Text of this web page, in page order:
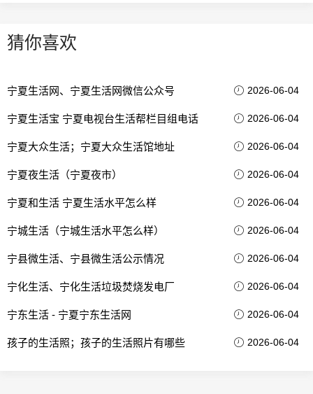
猜你喜欢
宁夏生活网、宁夏生活网微信公众号 2026-06-04
宁夏生活宝 宁夏电视台生活帮栏目组电话 2026-06-04
宁夏大众生活；宁夏大众生活馆地址 2026-06-04
宁夏夜生活（宁夏夜市） 2026-06-04
宁夏和生活 宁夏生活水平怎么样 2026-06-04
宁城生活（宁城生活水平怎么样） 2026-06-04
宁县微生活、宁县微生活公示情况 2026-06-04
宁化生活、宁化生活垃圾焚烧发电厂 2026-06-04
宁东生活 - 宁夏宁东生活网 2026-06-04
孩子的生活照；孩子的生活照片有哪些 2026-06-04